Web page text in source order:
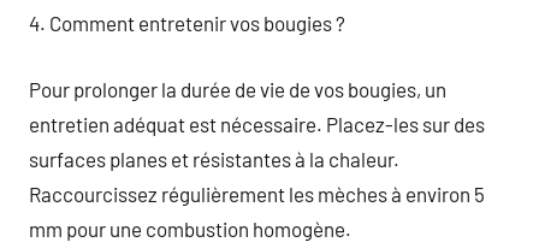
4. Comment entretenir vos bougies ?
Pour prolonger la durée de vie de vos bougies, un
entretien adéquat est nécessaire. Placez-les sur des
surfaces planes et résistantes à la chaleur.
Raccourcissez régulièrement les mèches à environ 5
mm pour une combustion homogène.